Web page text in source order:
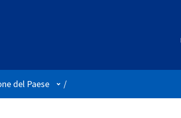
del Paese User menu
/